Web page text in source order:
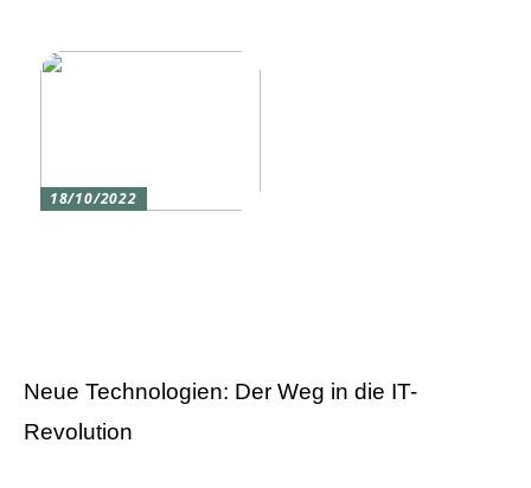
18/10/2022
Neue Technologien: Der Weg in die IT-
Revolution